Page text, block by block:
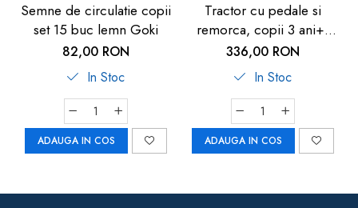
Semne de circulatie copii
set 15 buc lemn Goki
82,00 RON
In Stoc
ADAUGA IN COS
Tractor cu pedale si
remorca, copii 3 ani+,
rosu, Pilsan Active
336,00 RON
In Stoc
ADAUGA IN COS